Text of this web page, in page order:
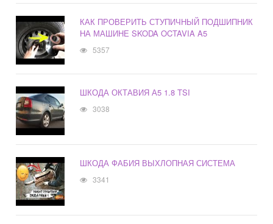
КАК ПРОВЕРИТЬ СТУПИЧНЫЙ ПОДШИПНИК
НА МАШИНЕ SKODA OCTAVIA A5
5357
ШКОДА ОКТАВИЯ А5 1.8 TSI
3038
ШКОДА ФАБИЯ ВЫХЛОПНАЯ СИСТЕМА
3341